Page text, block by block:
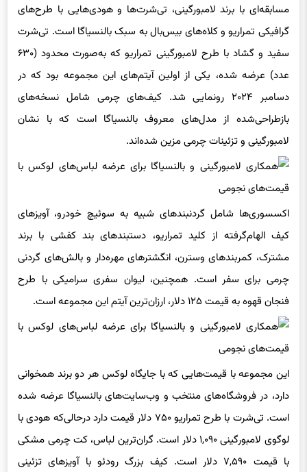
مسابقه‌ای با برند لامبورگینی، تی‌شرت‌ها و هودی‌هایی با طرح‌های
گرافیکی تمراریو و کلاه‌های بیس‌بال به سبک بالنسیاگا است. تی‌شرت
سفید و گشاد با طرح لامبورگینی تمراریو که به‌صورت محدود (۶۳۰
عدد) عرضه شده، یکی از اولین آیتم‌های این مجموعه بود که در
دسامبر ۲۰۲۴ رونمایی شد. کیف‌های چرمی شامل نسخه‌های
بازطراحی‌شده از مدل‌های معروف بالنسیاگا است که با نشان
لامبورگینی و تزئینات چرمی مزین شده‌اند.
اکسسوری‌ها شامل گردنبندهای شبیه به سوئیچ خودرو، آویزهای
کیف الهام‌گرفته از کلید تمراریو، دستبندهای بند کفشی با برند
مشترک، کمربندهای وسترن، انگشترهای مهره‌دار و بالش‌های گردنی
چرمی برای سفر است. همچنین، لیوان سفری سرامیکی با طرح
فنجان قهوه به قیمت ۱۲۵ دلار، ارزان‌ترین آیتم این مجموعه است.
این مجموعه با قیمت‌هایی که با جایگاه لوکس هر دو برند همخوانی
دارد، در فروشگاه‌های منتخب و وب‌سایت‌های بالنسیاگا عرضه شده
است. تی‌شرت با طرح تمراریو ۷۵۰ دلار قیمت دارد درحالی‌که هودی با
لوگوی لامبورگینی ۱,۰۹۰ دلار است. گران‌ترین لباس، کت چرمی مشکی
با قیمت ۷,۵۹۰ دلار است. کیف بزرگ رودئو با آویزهای تزئینی